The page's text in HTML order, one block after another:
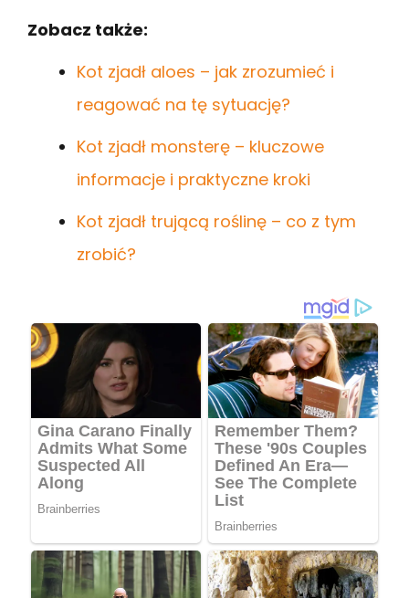
Zobacz także:
Kot zjadł aloes – jak zrozumieć i
reagować na tę sytuację?
Kot zjadł monsterę – kluczowe
informacje i praktyczne kroki
Kot zjadł trującą roślinę – co z tym
zrobić?